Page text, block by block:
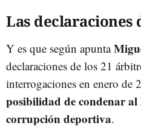
Las declaraciones
Y es que según apunta
declaraciones de los 21
interrogaciones en enero de
posibilidad de condenar al
corrupción deportiva.